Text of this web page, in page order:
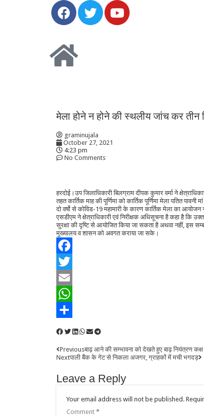
मेला होने न होने की स्थलीय जांच कर तीन
graminujala
October 27, 2021
4:23 pm
No Comments
हरदोई।उप जिलाधिकारी बिलग्राम दीपक कुमार वर्मा ने
तहत कार्तिक माह की पूर्णिमा को कार्तिक पूर्णिमा मेला पतित
दो वर्षो से कोविड-19 महामारी के कारण कार्तिक मेला का आयोजन
एसडीएम ने क्षेत्राधिकारी एवं निरीक्षक अधिसूचना है कहा है कि
सुरक्षा की दृष्टि से आयोजित किया जा सकता है अथवा नहीं, इस
मुख्यालय व शासन को अवगत कराया जा सके।
Facebook
Twitter
Email
WhatsApp
Previousबाढ़ आने की सम्भावना को देखते हुए बाढ़ नियंत्रण
Nextपाली बैंक के गेट से निकला अजगर, ग्राहकों में मची भगदड़
Leave a Reply
Your email address will not be published.
Comment *